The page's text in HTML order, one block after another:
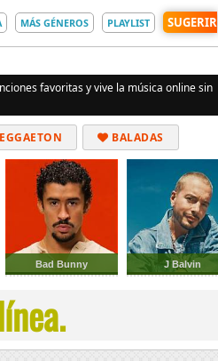
MÁS GÉNEROS PLAYLIST SUGERIR
favoritas y vive la música online sin
BALADAS
Bad Bunny J Balvin